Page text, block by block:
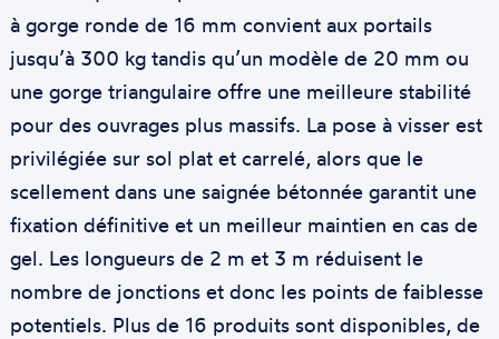
à gorge ronde de 16 mm convient aux portails
jusqu’à 300 kg tandis qu’un modèle de 20 mm ou
une gorge triangulaire offre une meilleure stabilité
pour des ouvrages plus massifs. La pose à visser est
privilégiée sur sol plat et carrelé, alors que le
scellement dans une saignée bétonnée garantit une
fixation définitive et un meilleur maintien en cas de
gel. Les longueurs de 2 m et 3 m réduisent le
nombre de jonctions et donc les points de faiblesse
potentiels. Plus de 16 produits sont disponibles, de